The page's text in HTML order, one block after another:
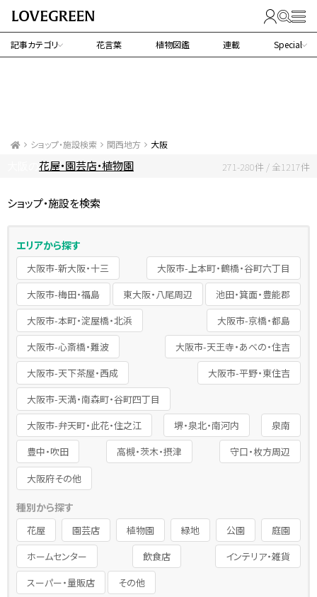
記事カテゴリ 花言葉 植物図鑑 連載 Special
ショップ・施設検索 関西地方
大阪
花屋・園芸店・植物園 271-280件 / 全1217件
ショップ・施設を検索
エリアから探す
大阪市-新大阪・十三
大阪市-上本町・鶴橋・谷町六丁目
大阪市-梅田・福島
東大阪・八尾周辺
池田・箕面・豊能郡
大阪市-本町・淀屋橋・北浜
大阪市-京橋・都島
大阪市-心斎橋・難波
大阪市-天王寺・あべの・住吉
大阪市-天下茶屋・西成
大阪市-平野・東住吉
大阪市-天満・南森町・谷町四丁目
大阪市-弁天町・此花・住之江
堺・泉北・南河内
泉南
豊中・吹田
高槻・茨木・摂津
守口・枚方周辺
大阪府その他
種別から探す
花屋 園芸店 植物園 緑地 公園
庭園
ホームセンター
飲食店
インテリア・雑貨
スーパー・量販店
その他